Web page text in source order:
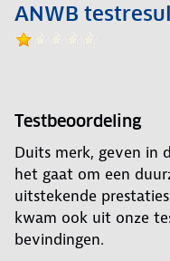
ANWB
Testbeoordeling
Duits merk, geven in
het gaat om een
uitstekende
kwam ook uit onze
bevindingen.